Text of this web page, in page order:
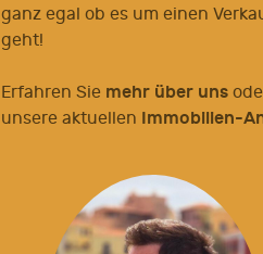
ganz egal ob es um einen
geht!
Erfahren Sie mehr über uns
unsere aktuellen Immobilien-